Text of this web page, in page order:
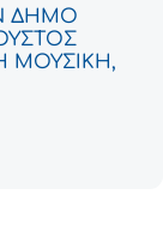
ΔΗΜΟ
ΜΟΥΣΙΚΗ,